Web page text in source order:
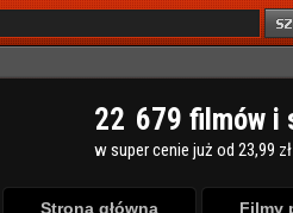
22 679 filmów i
w super cenie już od 23,99
Strona główna Filmy